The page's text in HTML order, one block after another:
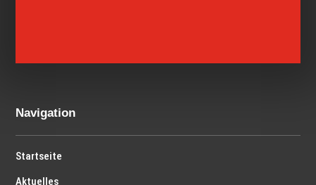
Navigation
Startseite
Aktuelles